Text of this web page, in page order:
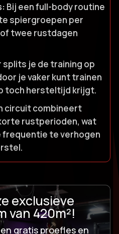
Bij een full-body routine
spiergroepen per
twee rustdagen
splits je de training op
je vaker kunt trainen
toch hersteltijd krijgt.​
circuit combineert
rustperioden, wat
frequentie te verhogen
exclusieve
van 420m²!
gratis proefles en